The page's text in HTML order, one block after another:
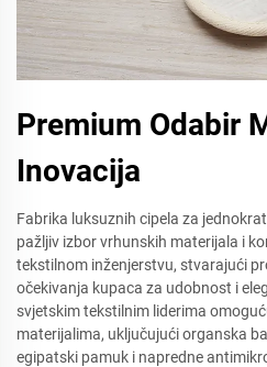
Premium Odabir
Inovacija
Fabrika luksuznih cipela za
pažljiv izbor vrhunskih materijala i
tekstilnom inženjerstvu, stvarajući
očekivanja kupaca za udobnost i
svjetskim tekstilnim liderima
materijalima, uključujući organska
egipatski pamuk i napredne